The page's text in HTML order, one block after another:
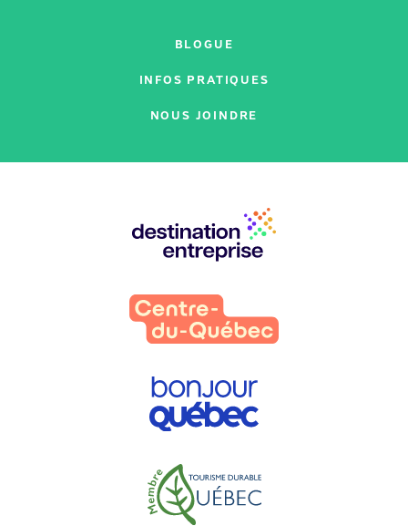
BLOGUE
INFOS PRATIQUES
NOUS JOINDRE
partenaires
: